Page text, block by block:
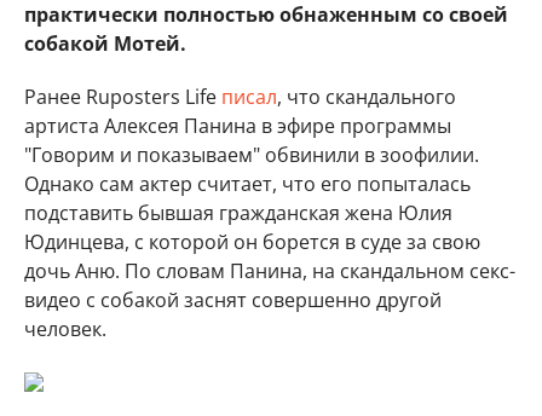
практически полностью обнаженным со своей
собакой Мотей.
Ранее Ruposters Life писал, что скандального
артиста Алексея Панина в эфире программы
"Говорим и показываем" обвинили в зоофилии.
Однако сам актер считает, что его попыталась
подставить бывшая гражданская жена Юлия
Юдинцева, с которой он борется в суде за свою
дочь Аню. По словам Панина, на скандальном секс-
видео с собакой заснят совершенно другой
человек.